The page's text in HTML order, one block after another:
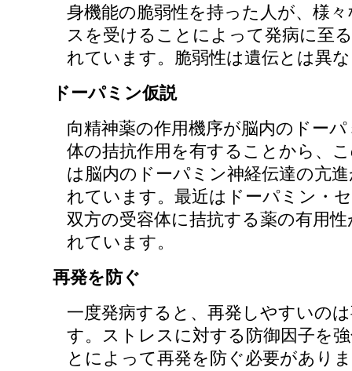
身機能の脆弱性を持った人が、様
スを受けることによって発病に至
れています。脆弱性は遺伝とは異
ドーパミン仮説
向精神薬の作用機序が脳内のドー
体の拮抗作用を有することから、
は脳内のドーパミン神経伝達の亢
れています。最近はドーパミン・
双方の受容体に拮抗する薬の有用
れています。
再発を防ぐ
一度発病すると、再発しやすいの
す。ストレスに対する防御因子を
とによって再発を防ぐ必要があり